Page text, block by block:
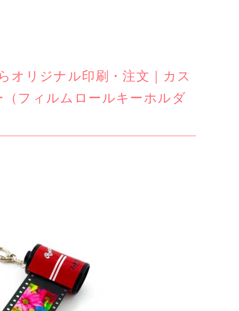
オリジナル印刷・注文｜カス
フィルムロールキーホルダ